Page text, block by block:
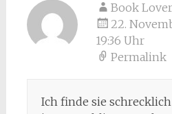
Book Lover
22.
19:36 Uhr
Permalink
Ich finde sie